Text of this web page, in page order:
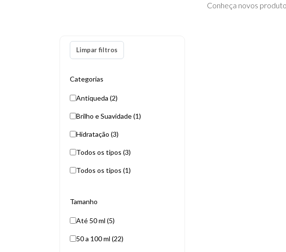
Conheça novos
Limpar filtros
Categorias
Antiqueda (2)
Brilho e Suavidade (1)
Hidratação (3)
Todos os tipos (3)
Todos os tipos (1)
Tamanho
Até 50 ml (5)
50 a 100 ml (22)